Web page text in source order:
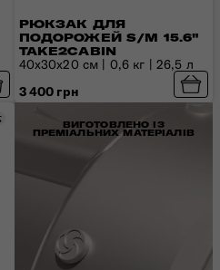
РЮКЗАК ДЛЯ
ПОДОРОЖЕЙ S/M 15.6"
TAKE2CABIN
40x30x20 см | 0,6 кг | 26,5 л
3 400 грн
Порівняти
ВИГОТОВЛЕНО ІЗ
ПРЕМІАЛЬНИХ МАТЕРІАЛІВ